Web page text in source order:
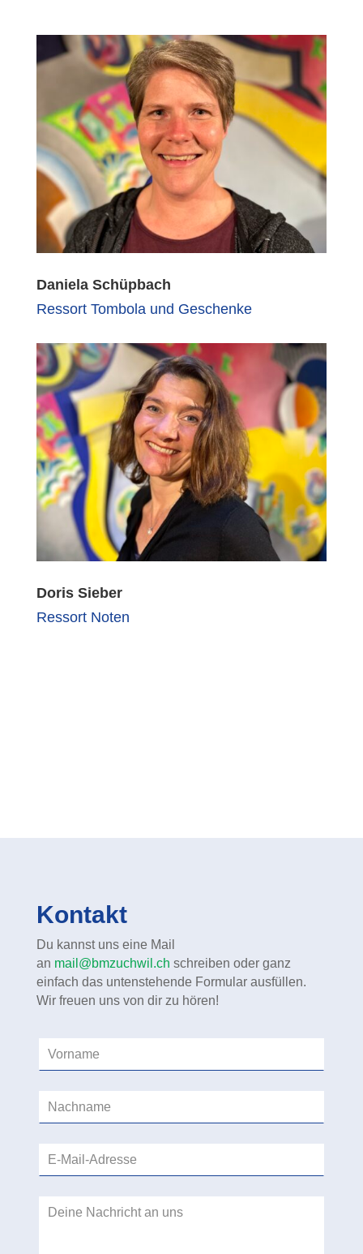
Daniela Schüpbach
Ressort Tombola und Geschenke
Doris Sieber
Ressort Noten
Kontakt
Du kannst uns eine Mail
an mail@bmzuchwil.ch schreiben oder ganz
einfach das untenstehende Formular ausfüllen.
Wir freuen uns von dir zu hören!
Leave
this